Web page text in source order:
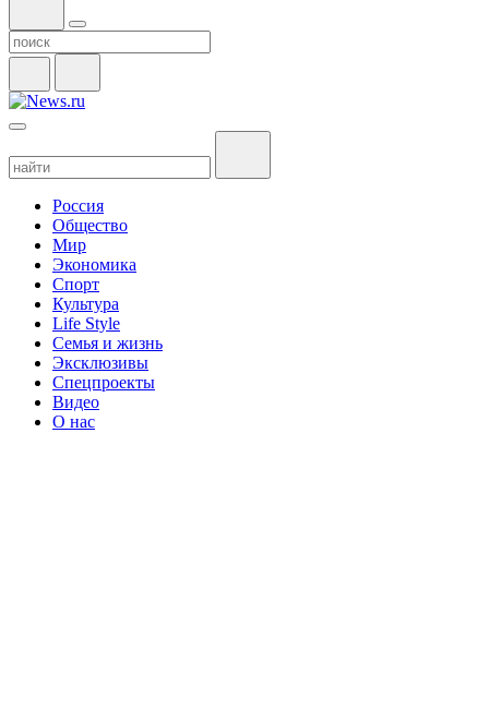
Россия
Общество
Мир
Экономика
Спорт
Культура
Life Style
Семья и жизнь
Эксклюзивы
Спецпроекты
Видео
О нас